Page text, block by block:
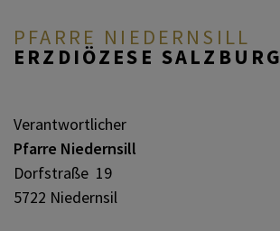
PFARRE NIEDERNSILL
ERZDIÖZESE SALZBURG
AKTUELL
PFARRE & TEAM
Verantwortlicher
Pfarre Niedernsill
Dorfstraße 19
5722 Niedernsil